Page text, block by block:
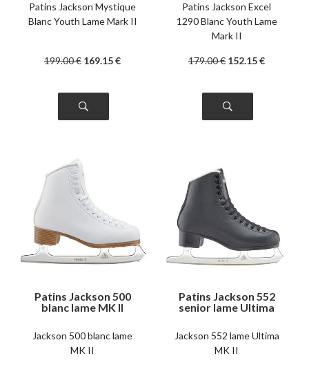
Patins Jackson Mystique
Blanc Youth Lame Mark II
199.00€ 169.15€
Patins Jackson Excel
1290 Blanc Youth Lame
Mark II
179.00€ 152.15€
Patins Jackson 500
blanc lame MK II
Jackson 500 blanc lame
MK II
Patins Jackson 552
senior lame Ultima
Jackson 552 lame Ultima
MK II